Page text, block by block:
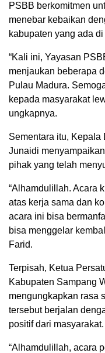
PSBB berkomitmen
menebar kebaikan
kabupaten yang ada
“Kali ini, Yayasan
menjaukan beberapa
Pulau Madura.
kepada masyarakat
ungkapnya.
Sementara itu, Kepala
Junaidi
pihak yang telah
“Alhamdulillah. Acara
atas kerja sama dan
acara ini bisa
bisa menggelar
Farid.
Terpisah, Ketua
Kabupaten Sampang
mengungkapkan rasa
tersebut berjalan
positif dari masyarakat.
“Alhamdulillah, acara